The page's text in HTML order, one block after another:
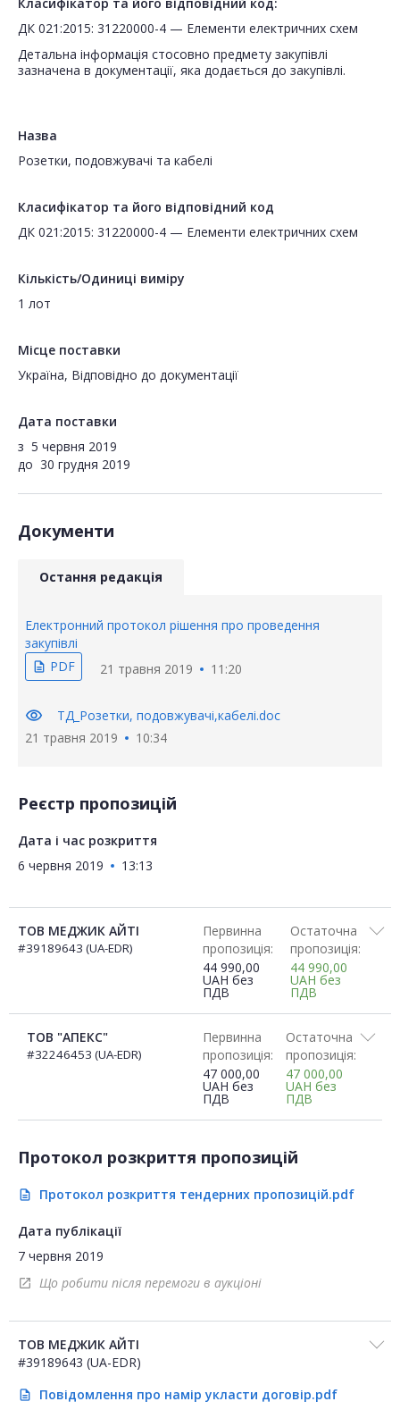
ДК 021:2015: 31220000-4 — Елементи електричних схем
Детальна інформація стосовно предмету закупівлі
зазначена в документації, яка додається до закупівлі.
Назва
Розетки, подовжувачі та кабелі
Класифікатор та його відповідний код
ДК 021:2015: 31220000-4 — Елементи електричних схем
Кількість/Одиниці виміру
1 лот
Місце поставки
Україна, Відповідно до документації
Дата поставки
з 5 червня 2019
до 30 грудня 2019
Документи
Остання редакція
Електронний протокол рішення про проведення
закупівлі
description PDF 21 травня 2019 11:20
visibility
ТД_Розетки, подовжувачі,кабелі.doc
21 травня 2019
10:34
Реєстр пропозицій
Дата і час розкриття
6 червня 2019
13:13
ТОВ МЕДЖИК АЙТІ
#39189643 (UA-EDR)
Первинна
пропозиція:
44 990,00
UAH без
ПДВ
Остаточна
пропозиція:
44 990,00
UAH без
ПДВ
ТОВ "АПЕКС"
#32246453 (UA-EDR)
Первинна
пропозиція:
47 000,00
UAH без
ПДВ
Остаточна
пропозиція:
47 000,00
UAH без
ПДВ
Протокол розкриття пропозицій
description Протокол розкриття тендерних пропозицій.pdf
Дата публікації
7 червня 2019
open_in_new Що робити після перемоги в аукціоні
ТОВ МЕДЖИК АЙТІ
#39189643 (UA-EDR)
description
Повідомлення про намір укласти договір.pdf